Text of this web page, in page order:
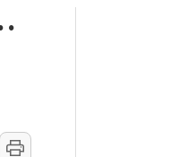
라엘·이란 위협에 맞설 자체
"
반도체주 '활짝'